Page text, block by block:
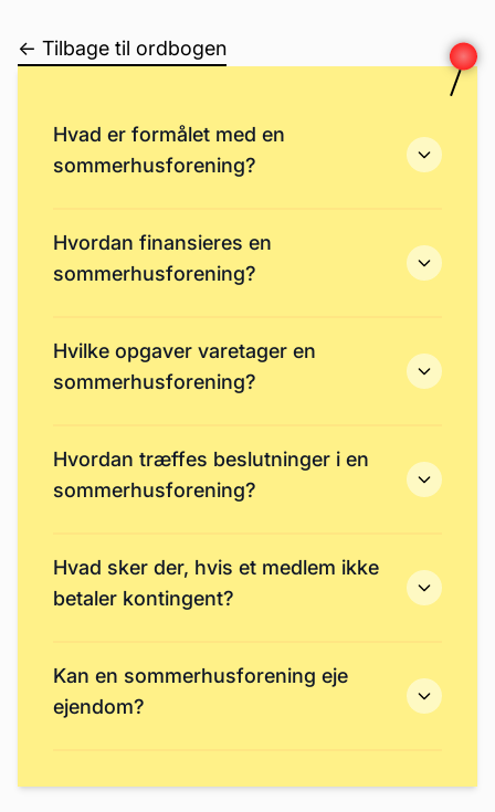
← Tilbage til ordbogen
Hvad er formålet med en
sommerhusforening?
Hvordan finansieres en
sommerhusforening?
Hvilke opgaver varetager en
sommerhusforening?
Hvordan træffes beslutninger i en
sommerhusforening?
Hvad sker der, hvis et medlem ikke
betaler kontingent?
Kan en sommerhusforening eje
ejendom?